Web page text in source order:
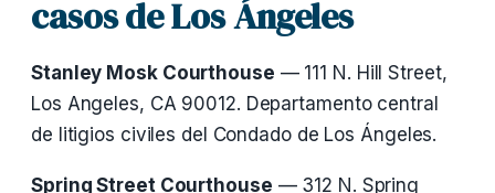
casos de Los Ángeles
Stanley Mosk Courthouse — 111 N. Hill Street,
Los Angeles, CA 90012. Departamento central
de litigios civiles del Condado de Los Ángeles.
Spring Street Courthouse — 312 N. Spring